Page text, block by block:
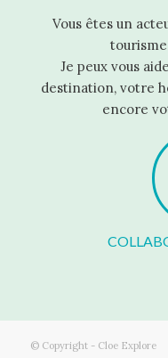
Vous êtes un
Je peux vous
destination, votre
encore
© Copyright - Cloe Explore